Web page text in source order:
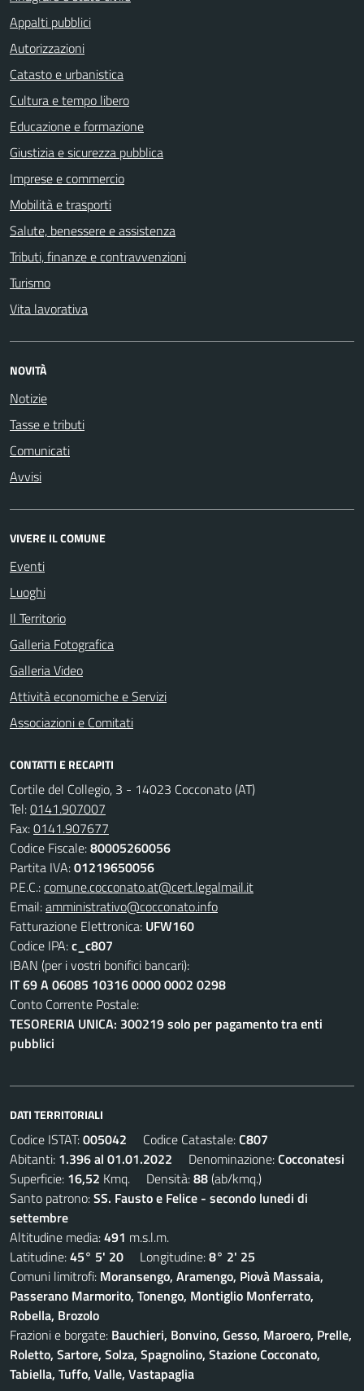
Appalti pubblici
Autorizzazioni
Catasto e urbanistica
Cultura e tempo libero
Educazione e formazione
Giustizia e sicurezza pubblica
Imprese e commercio
Mobilità e trasporti
Salute, benessere e assistenza
Tributi, finanze e contravvenzioni
Turismo
Vita lavorativa
NOVITÀ
Notizie
Tasse e tributi
Comunicati
Avvisi
VIVERE IL COMUNE
Eventi
Luoghi
Il Territorio
Galleria Fotografica
Galleria Video
Attività economiche e Servizi
Associazioni e Comitati
CONTATTI E RECAPITI
Cortile del Collegio, 3 - 14023 Cocconato (AT)
Tel:0141.907007
Fax:0141.907677
Codice Fiscale:80005260056
Partita IVA:01219650056
P.E.C.:comune.cocconato.at@cert.legalmail.it
Email:amministrativo@cocconato.info
Fatturazione Elettronica: UFW160
Codice IPA:c_c807
IBAN (per i vostri bonifici bancari):
IT 69 A 06085 10316 0000 0002 0298
Conto Corrente Postale:
TESORERIA UNICA: 300219 solo per pagamento tra enti
pubblici
DATI TERRITORIALI
Codice ISTAT:005042 Codice Catastale:C807
Abitanti: 1.396 al 01.01.2022 Denominazione:Cocconatesi
Superficie: 16,52 Kmq. Densità:88(ab/kmq.)
Santo patrono:SS. Fausto e Felice - secondo lunedi di
settembre
Altitudine media:491 m.s.l.m.
Latitudine:45° 5' 20 Longitudine:8° 2' 25
Comuni limitrofi: Moransengo, Aramengo, Piovà Massaia,
Passerano Marmorito, Tonengo, Montiglio Monferrato,
Robella, Brozolo
Frazioni e borgate: Bauchieri, Bonvino, Gesso, Maroero, Prelle,
Roletto, Sartore, Solza, Spagnolino, Stazione Cocconato,
Tabiella, Tuffo, Valle, Vastapaglia